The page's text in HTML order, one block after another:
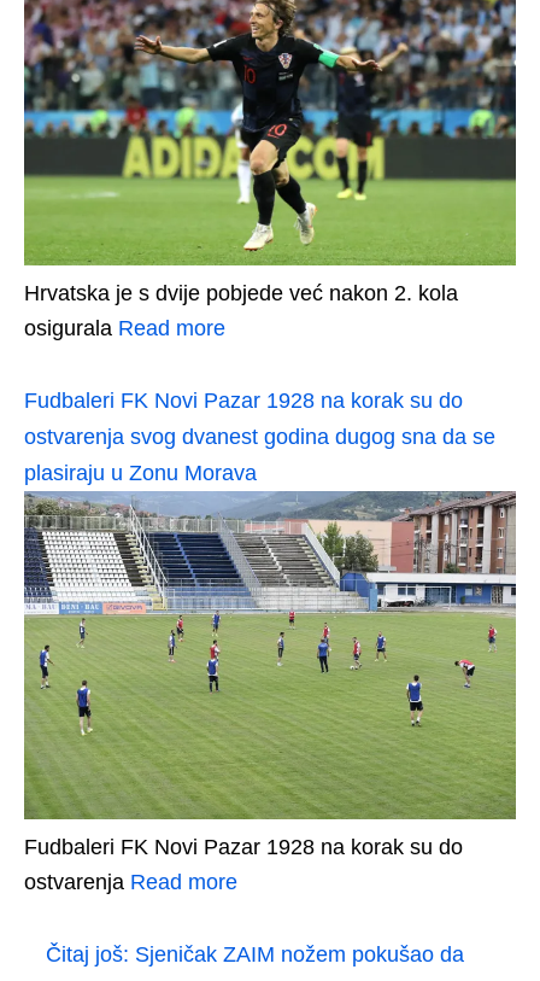
Hrvatska je s dvije pobjede već nakon 2. kola
osigurala Read more
Fudbaleri FK Novi Pazar 1928 na korak su do
ostvarenja svog dvanest godina dugog sna da se
plasiraju u Zonu Morava
Fudbaleri FK Novi Pazar 1928 na korak su do
ostvarenja Read more
Čitaj još: Sjeničak ZAIM nožem pokušao da